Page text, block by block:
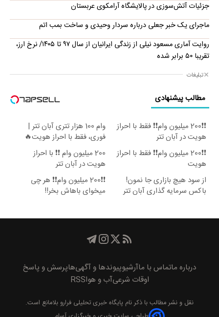
جزئیات آتش‌سوزی در پالایشگاه آرامکوی عربستان
ماجرای یک خبر جعلی درباره سردار وحیدی و ساخت بمب اتم
روایت آماری مسعود نیلی از زندگی ایرانیان از سال ۹۷ تا ۱۴۰۵/ نرخ ارز،
تقریبا ۵۰ برابر شده
تبلیغات
مطالب پیشنهادی
❗❗200 میلیون وام❗❗ فقط با احراز
هویت در آبان تتر
وام 100 هزار تتری آبان تتر |
فوری، فقط با احراز هویت🔥
❗❗200 میلیون وام❗❗ فقط با احراز
هویت
200 میلیون وام ❗❗ با احراز
هویت در آبان تتر
از سود هیچ بازاری جا نمون!
باکس سرمایه گذاری آبان تتر
❗❗200 میلیون وام❗❗ هر چی
میخوای باهاش بخر!!
درباره ماتماس با ماآرشیوپیوند‌ها و آگهی‌هاپرسش و پاسخ
اوقات شرعیآب و هواRSS
نقل و نشر مطالب با ذکر نام پايگاه خبری تحليلی فراروبلامانع است.